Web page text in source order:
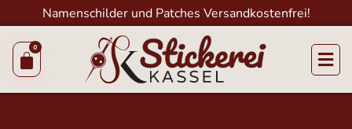
Namenschilder und Patches Versandkostenfrei!